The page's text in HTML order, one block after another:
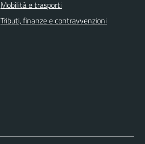
Mobilità e trasporti
Tributi, finanze e contravvenzioni